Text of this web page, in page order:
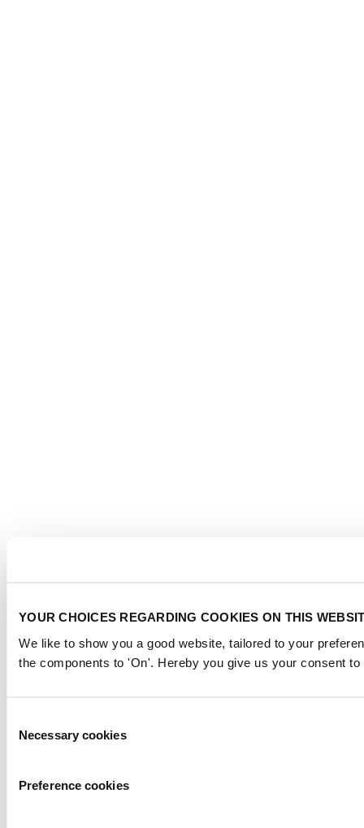
YOUR CHOICES REGARDING COOKIES ON THIS
We like to show you a good website, tailored to your
the components to 'On'. Hereby you give us your consent
Selection
Necessary cookies
Preference cookies